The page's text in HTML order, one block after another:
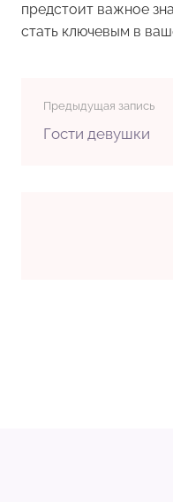
предстоит важное
стать ключевым в
Предыдущая запись
Гости девушки